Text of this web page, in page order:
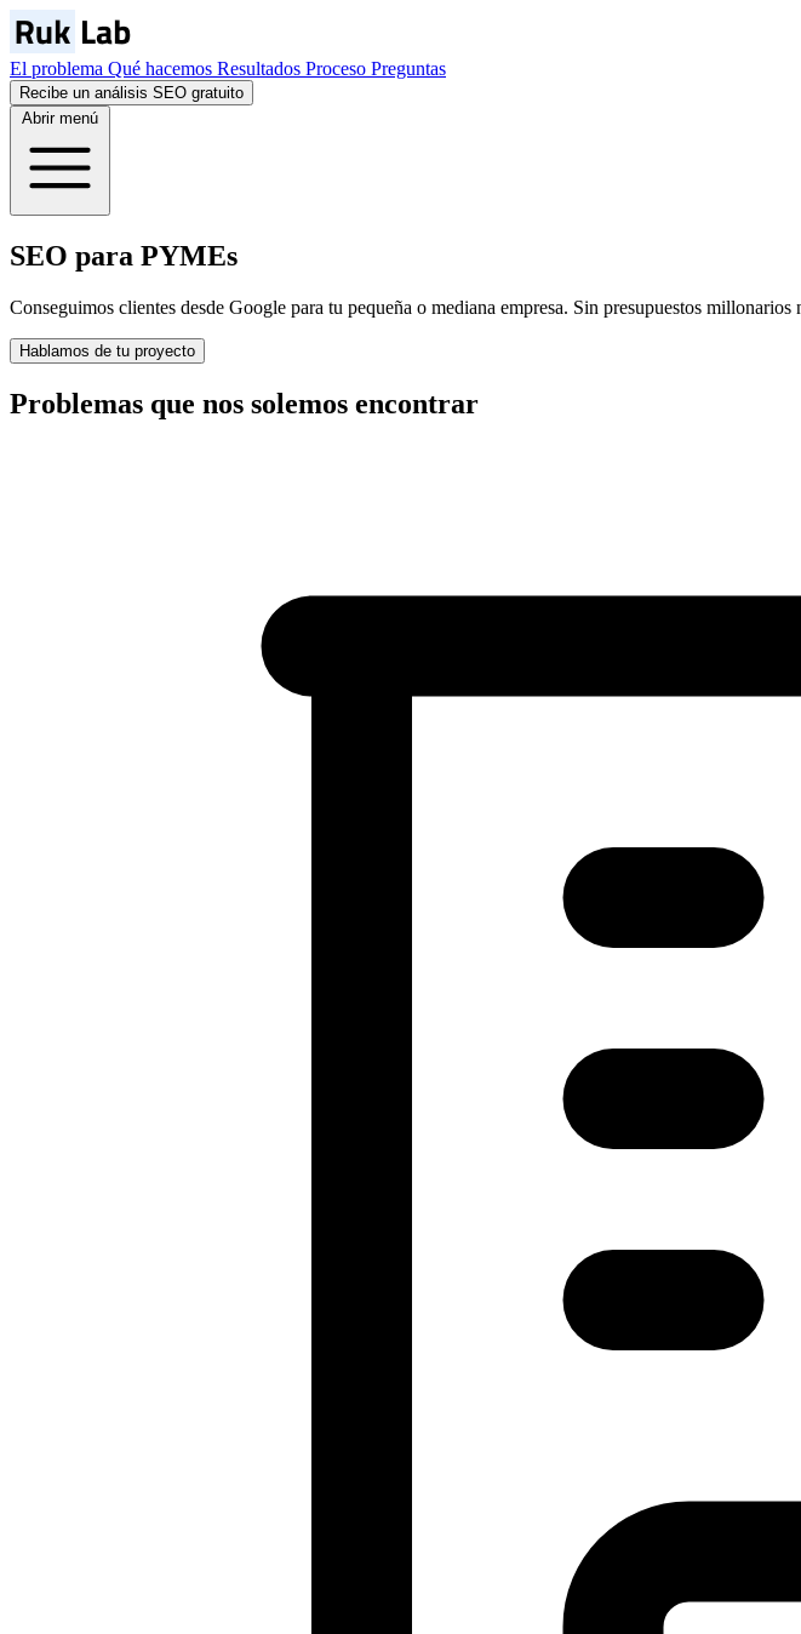
El problema Qué hacemos Resultados Proceso Preguntas
Recibe un análisis SEO gratuito
Abrir menú
SEO para PYMEs
Conseguimos clientes desde Google para tu pequeña o mediana empresa. Sin presupuestos millonarios
Hablamos de tu proyecto
Problemas que nos solemos encontrar